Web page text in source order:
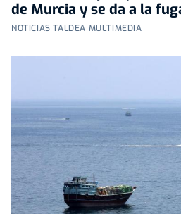
de Murcia y se da a la
NOTICIAS TALDEA MULTIMEDIA